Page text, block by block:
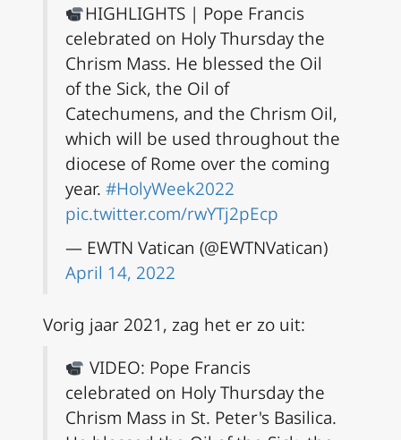
HIGHLIGHTS | Pope Francis
celebrated on Holy Thursday the
Chrism Mass. He blessed the Oil
of the Sick, the Oil of
Catechumens, and the Chrism Oil,
which will be used throughout the
diocese of Rome over the coming
year. #HolyWeek2022
pic.twitter.com/rwYTj2pEcp
— EWTN Vatican (@EWTNVatican)
April 14, 2022
Vorig jaar 2021, zag het er zo uit:
VIDEO: Pope Francis
celebrated on Holy Thursday the
Chrism Mass in St. Peter's Basilica.